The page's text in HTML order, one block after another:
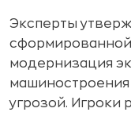
Эксперты
сформированной
модернизация
машиностроения
угрозой. Игроки